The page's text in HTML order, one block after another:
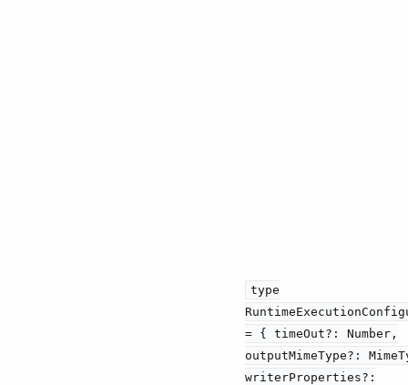
type
= { timeOut?: Number,
outputMimeType?:
writerProperties?: